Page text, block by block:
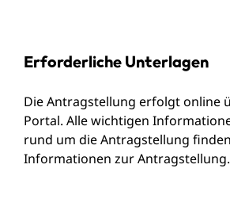
Erforderliche Unterlagen
Die Antragstellung erfolgt online
Portal. Alle wichtigen
rund um die Antragstellung
Informationen zur Antragstellung.